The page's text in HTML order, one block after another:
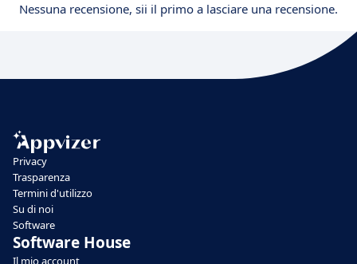
Nessuna recensione, sii il primo a lasciare una recensione.
Privacy
Trasparenza
Termini d'utilizzo
Su di noi
Software
Software House
Il mio account